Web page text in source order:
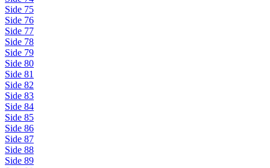
Side 75
Side 76
Side 77
Side 78
Side 79
Side 80
Side 81
Side 82
Side 83
Side 84
Side 85
Side 86
Side 87
Side 88
Side 89